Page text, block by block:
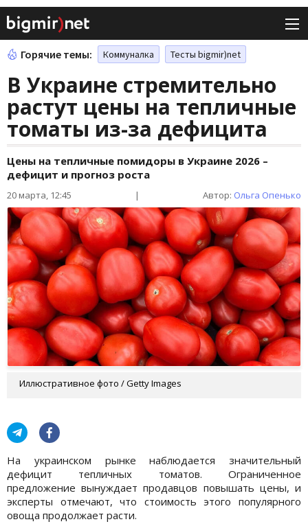
Горячие темы: Коммуналка Тесты bigmir)net
В Украине стремительно
растут цены на тепличные
томаты из-за дефицита
Цены на тепличные помидоры в Украине 2026 –
дефицит и прогноз роста
20 марта, 12:45 | Автор: Ольга Опенько
Иллюстративное фото / Getty Images
На украинском рынке наблюдается значительный
дефицит тепличных томатов. Ограниченное
предложение вынуждает продавцов повышать цены, и
эксперты отмечают, что стоимость этого популярного
овоща продолжает расти.